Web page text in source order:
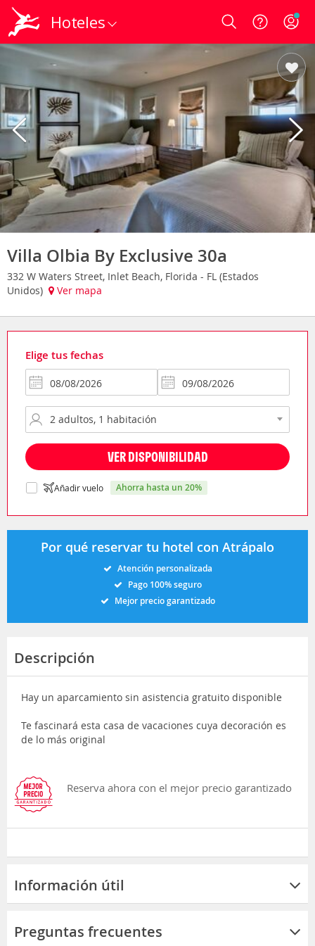
Hoteles Login
Villa Olbia By Exclusive 30a
332 W Waters Street, Inlet Beach, Florida - FL (Estados
Unidos)
Ver mapa
Elige tus fechas
VER DISPONIBILIDAD
Añadir vuelo ahorra hasta un 20%
Por qué reservar tu hotel con Atrápalo
Atención personalizada
Pago 100% seguro
Mejor precio garantizado
Descripción
Hay un aparcamiento sin asistencia gratuito disponible
Te fascinará esta casa de vacaciones cuya decoración es
de lo más original
Reserva ahora con el mejor precio garantizado
Información útil
Preguntas frecuentes